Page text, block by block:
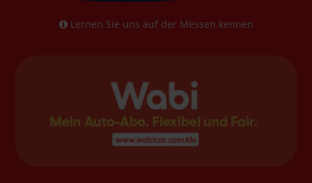
Lernen Sie uns auf der Messen kennen